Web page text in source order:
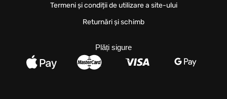
Termeni și condiții de utilizare a site-ului
Returnări și schimb
Plăți sigure